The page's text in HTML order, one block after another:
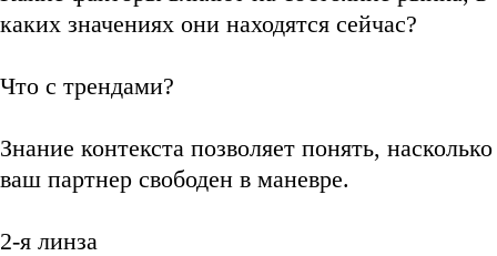
каких значениях они находятся сейчас?
Что с трендами?
Знание контекста позволяет понять, насколько
ваш партнер свободен в маневре.
2-я линза